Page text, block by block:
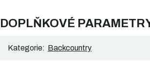
DOPLŇKOVÉ
Kategorie: Backcountry